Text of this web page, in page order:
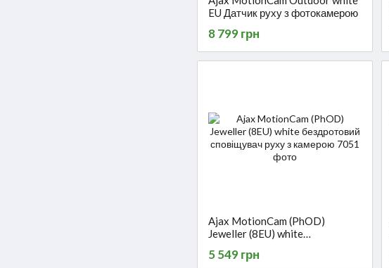
EU Датчик руху з фотокамерою
8 799 грн
Ajax MotionCam (PhOD)
Jeweller (8EU) white
камерою
5 549 грн